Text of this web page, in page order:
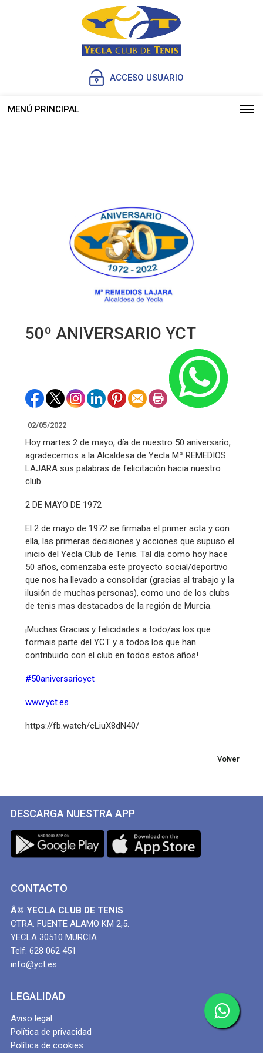
ACCESO USUARIO
MENÚ PRINCIPAL
50º ANIVERSARIO YCT
02/05/2022
Hoy martes 2 de mayo, día de nuestro 50 aniversario,
agradecemos a la Alcaldesa de Yecla Mª REMEDIOS
LAJARA sus palabras de felicitación hacia nuestro
club.
2 DE MAYO DE 1972
El 2 de mayo de 1972 se firmaba el primer acta y con
ella, las primeras decisiones y acciones que supuso el
inicio del Yecla Club de Tenis. Tal día como hoy hace
50 años, comenzaba este proyecto social/deportivo
que nos ha llevado a consolidar (gracias al trabajo y la
ilusión de muchas personas), como uno de los clubs
de tenis mas destacados de la región de Murcia.
¡Muchas Gracias y felicidades a todo/as los que
formais parte del YCT y a todos los que han
contribuido con el club en todos estos años!
#50aniversarioyct
www.yct.es
https://fb.watch/cLiuX8dN40/
Volver
DESCARGA NUESTRA APP
CONTACTO
Â© YECLA CLUB DE TENIS
CTRA. FUENTE ALAMO KM 2,5.
YECLA 30510 MURCIA
Telf. 628 062 451
info@yct.es
LEGALIDAD
Aviso legal
Política de privacidad
Política de cookies